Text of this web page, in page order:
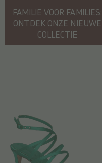
FAMILIE VOOR FAMILIES:
ONTDEK ONZE NIEUWE
COLLECTIE